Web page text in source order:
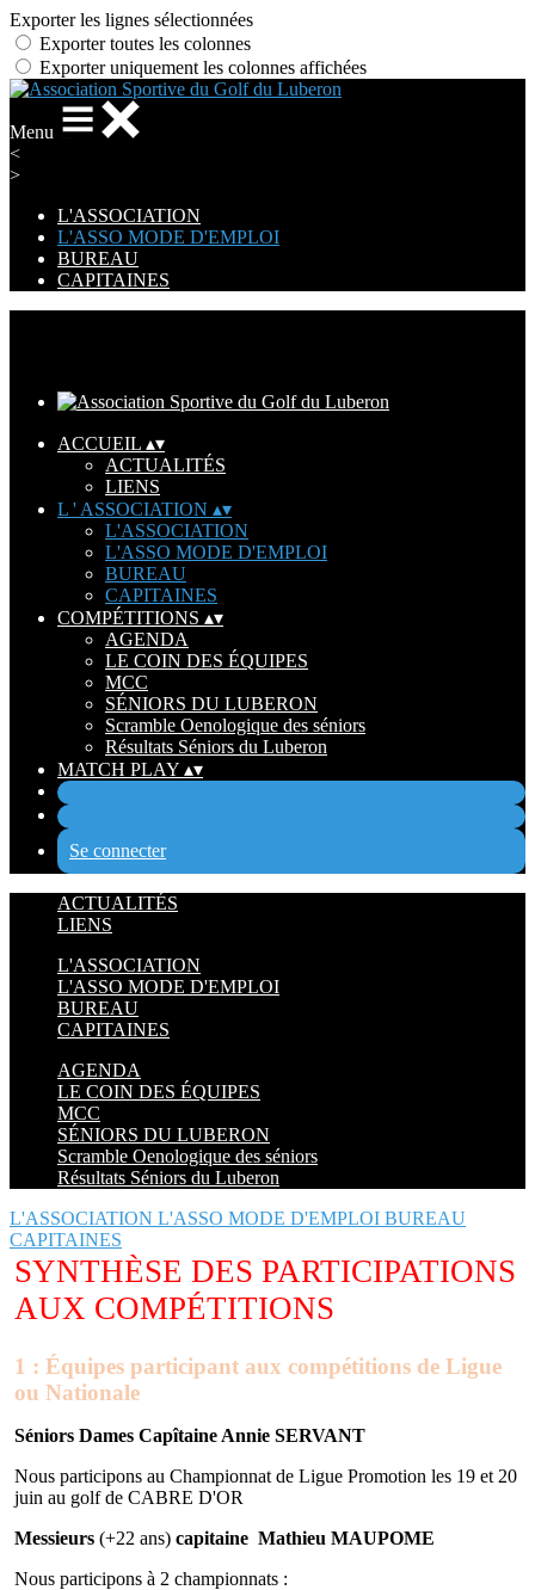
Exporter les lignes sélectionnées
Exporter toutes les colonnes
Exporter uniquement les colonnes affichées
Menu
<
>
L'ASSOCIATION
L'ASSO MODE D'EMPLOI
BUREAU
CAPITAINES
ACCUEIL ▴▾
ACTUALITÉS
LIENS
L ' ASSOCIATION ▴▾
L'ASSOCIATION
L'ASSO MODE D'EMPLOI
BUREAU
CAPITAINES
COMPÉTITIONS ▴▾
AGENDA
LE COIN DES ÉQUIPES
MCC
SÉNIORS DU LUBERON
Scramble Oenologique des séniors
Résultats Séniors du Luberon
MATCH PLAY ▴▾
Se connecter
ACTUALITÉS
LIENS
L'ASSOCIATION
L'ASSO MODE D'EMPLOI
BUREAU
CAPITAINES
AGENDA
LE COIN DES ÉQUIPES
MCC
SÉNIORS DU LUBERON
Scramble Oenologique des séniors
Résultats Séniors du Luberon
L'ASSOCIATION L'ASSO MODE D'EMPLOI BUREAU
CAPITAINES
SYNTHÈSE DES PARTICIPATIONS
AUX COMPÉTITIONS
1 : Équipes participant aux compétitions de Ligue
ou Nationale
Séniors Dames Capîtaine Annie SERVANT
Nous participons au Championnat de Ligue Promotion les 19 et 20
juin au golf de CABRE D'OR
Messieurs (+22 ans) capitaine Mathieu MAUPOME
Nous participons à 2 championnats :